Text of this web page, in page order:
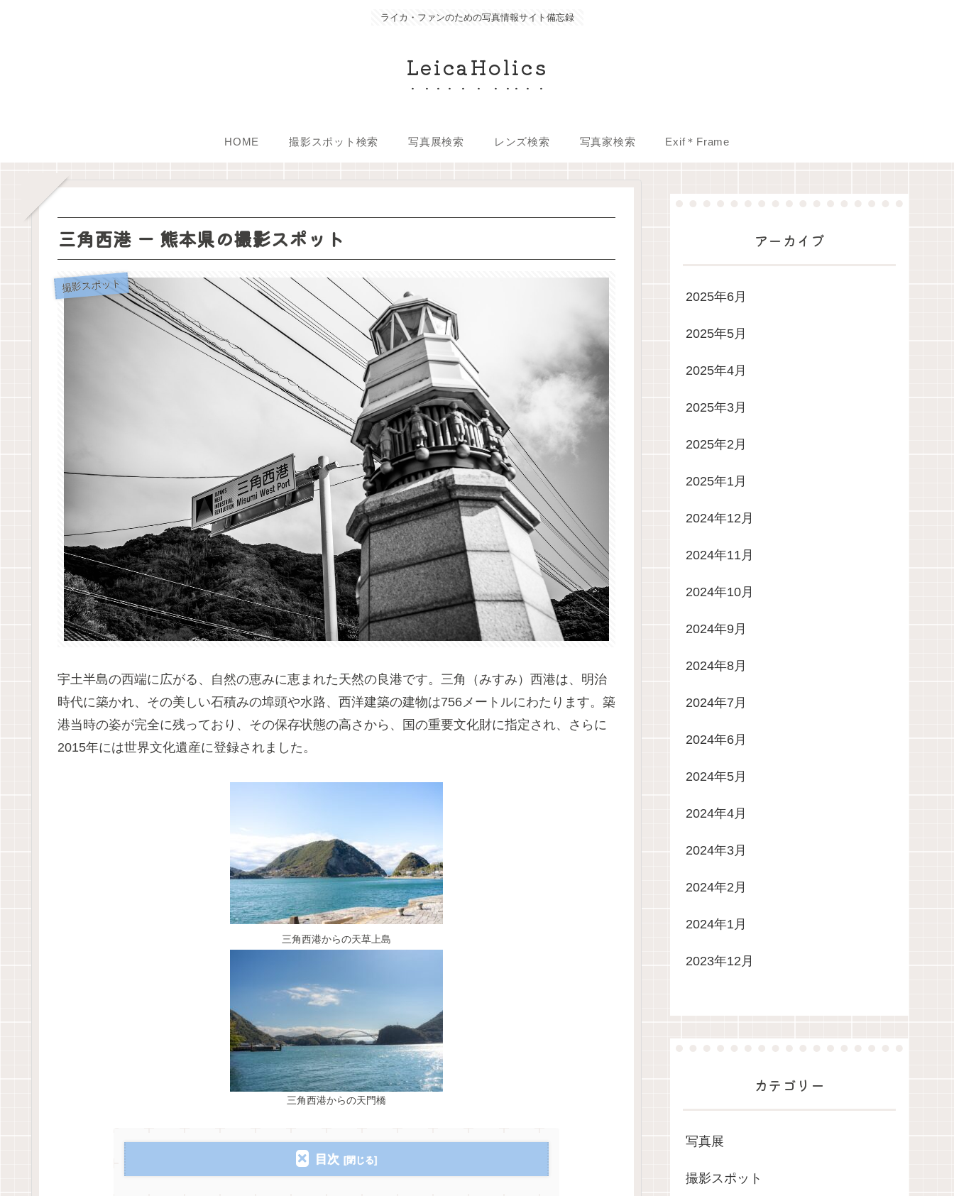
ライカ・ファンのための写真情報サイト備忘録
LeicaHolics
HOME 撮影スポット検索 写真展検索 レンズ検索 写真家検索 Exif＊Frame
三角西港 ー 熊本県の撮影スポット
撮影スポット
宇土半島の西端に広がる、自然の恵みに恵まれた天然の良港です。三角（みすみ）西港は、明治
時代に築かれ、その美しい石積みの埠頭や水路、西洋建築の建物は756メートルにわたります。築
港当時の姿が完全に残っており、その保存状態の高さから、国の重要文化財に指定され、さらに
2015年には世界文化遺産に登録されました。
三角西港からの天草上島
三角西港からの天門橋
目次
アーカイブ
2025年6月
2025年5月
2025年4月
2025年3月
2025年2月
2025年1月
2024年12月
2024年11月
2024年10月
2024年9月
2024年8月
2024年7月
2024年6月
2024年5月
2024年4月
2024年3月
2024年2月
2024年1月
2023年12月
カテゴリー
写真展
撮影スポット